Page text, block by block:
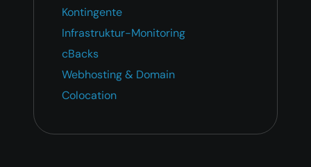
Kontingente
Infrastruktur-Monitoring
cBacks
Webhosting & Domain
Colocation